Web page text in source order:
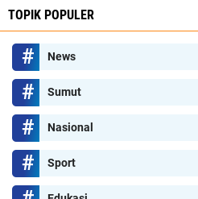
TOPIK POPULER
News
Sumut
Nasional
Sport